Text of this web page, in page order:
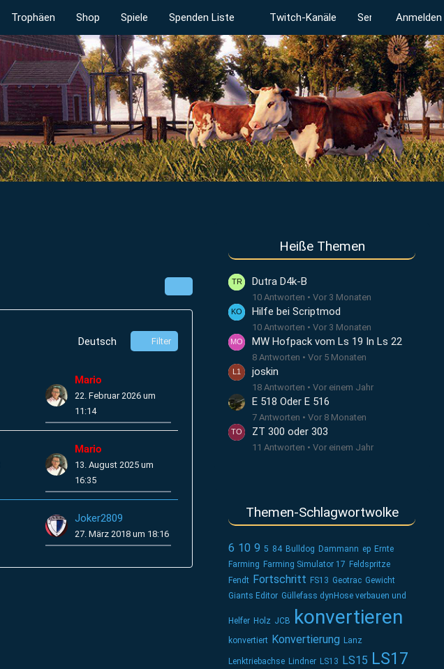
Trophäen Shop Spiele Spenden Liste Twitch-Kanäle ServerstatusAnmelden
Deutsch Filter
Mario
22. Februar 2026 um
11:14
Mario
13. August 2025 um
16:35
Joker2809
27. März 2018 um 18:16
Heiße Themen
Dutra D4k-B
10 Antworten Vor 3 Monaten
Hilfe bei Scriptmod
10 Antworten Vor 3 Monaten
MW Hofpack vom Ls 19 In Ls 22
8 Antworten Vor 5 Monaten
joskin
18 Antworten Vor einem Jahr
E 518 Oder E 516
7 Antworten Vor 8 Monaten
ZT 300 oder 303
11 Antworten Vor einem Jahr
Themen-Schlagwortwolke
6 10 9 5 84 Bulldog Dammann ep Ernte
Farming Farming Simulator 17 Feldspritze
Fendt Fortschritt FS13 Geotrac Gewicht
Giants Editor Güllefass dynHose verbauen und
Helfer Holz JCB konvertieren
konvertiert Konvertierung Lanz
Lenktriebachse Lindner LS13 LS15 LS17